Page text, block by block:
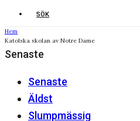
SÖK
Hem
Katolska skolan av Notre Dame
Senaste
Senaste
Äldst
Slumpmässig